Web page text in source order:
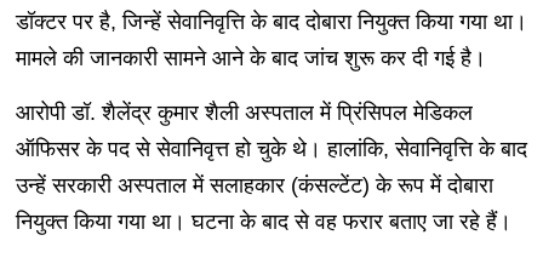
डॉक्टर पर है, जिन्हें सेवानिवृत्ति के बाद दोबारा नियुक्त किया गया था।
मामले की जानकारी सामने आने के बाद जांच शुरू कर दी गई है।
आरोपी डॉ. शैलेंद्र कुमार शैली अस्पताल में प्रिंसिपल मेडिकल
ऑफिसर के पद से सेवानिवृत्त हो चुके थे। हालांकि, सेवानिवृत्ति के बाद
उन्हें सरकारी अस्पताल में सलाहकार (कंसल्टेंट) के रूप में दोबारा
नियुक्त किया गया था। घटना के बाद से वह फरार बताए जा रहे हैं।